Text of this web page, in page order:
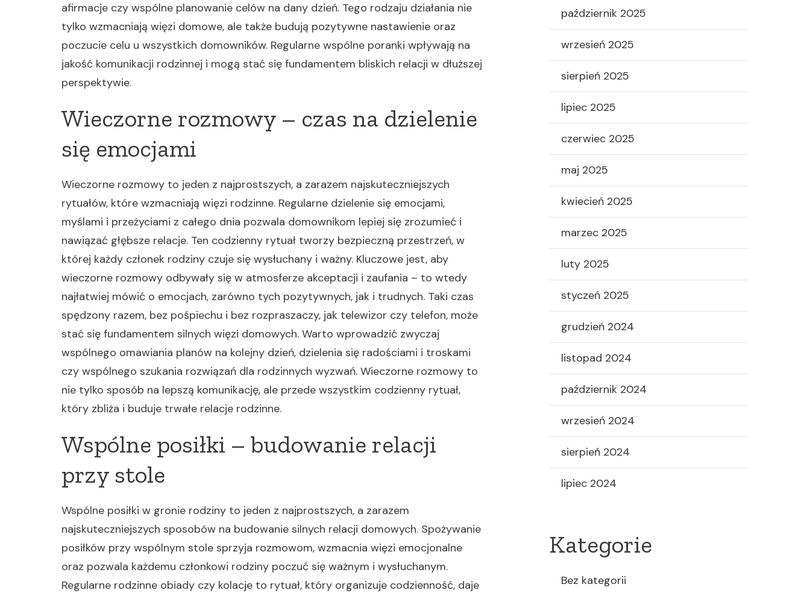
afirmacje czy wspólne planowanie celów na dany dzień. Tego rodzaju działania nie
tylko wzmacniają więzi domowe, ale także budują pozytywne nastawienie oraz
poczucie celu u wszystkich domowników. Regularne wspólne poranki wpływają na
jakość komunikacji rodzinnej i mogą stać się fundamentem bliskich relacji w dłuższej
perspektywie.
Wieczorne rozmowy – czas na dzielenie
się emocjami
Wieczorne rozmowy to jeden z najprostszych, a zarazem najskuteczniejszych
rytuałów, które wzmacniają więzi rodzinne. Regularne dzielenie się emocjami,
myślami i przeżyciami z całego dnia pozwala domownikom lepiej się zrozumieć i
nawiązać głębsze relacje. Ten codzienny rytuał tworzy bezpieczną przestrzeń, w
której każdy członek rodziny czuje się wysłuchany i ważny. Kluczowe jest, aby
wieczorne rozmowy odbywały się w atmosferze akceptacji i zaufania – to wtedy
najłatwiej mówić o emocjach, zarówno tych pozytywnych, jak i trudnych. Taki czas
spędzony razem, bez pośpiechu i bez rozpraszaczy, jak telewizor czy telefon, może
stać się fundamentem silnych więzi domowych. Warto wprowadzić zwyczaj
wspólnego omawiania planów na kolejny dzień, dzielenia się radościami i troskami
czy wspólnego szukania rozwiązań dla rodzinnych wyzwań. Wieczorne rozmowy to
nie tylko sposób na lepszą komunikację, ale przede wszystkim codzienny rytuał,
który zbliża i buduje trwałe relacje rodzinne.
Wspólne posiłki – budowanie relacji
przy stole
Wspólne posiłki w gronie rodziny to jeden z najprostszych, a zarazem
najskuteczniejszych sposobów na budowanie silnych relacji domowych. Spożywanie
posiłków przy wspólnym stole sprzyja rozmowom, wzmacnia więzi emocjonalne
oraz pozwala każdemu członkowi rodziny poczuć się ważnym i wysłuchanym.
Regularne rodzinne obiady czy kolacje to rytuał, który organizuje codzienność, daje
październik 2025
wrzesień 2025
sierpień 2025
lipiec 2025
czerwiec 2025
maj 2025
kwiecień 2025
marzec 2025
luty 2025
styczeń 2025
grudzień 2024
listopad 2024
październik 2024
wrzesień 2024
sierpień 2024
lipiec 2024
Kategorie
Bez kategorii